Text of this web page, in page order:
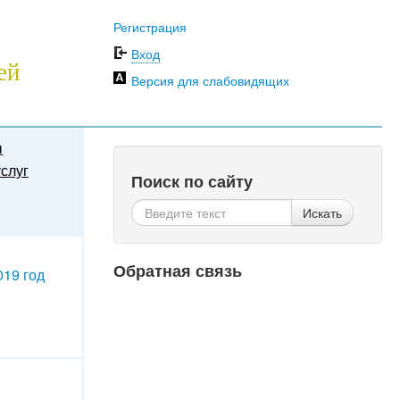
Регистрация
Вход
Версия для слабовидящих
год
Поиск по сайту
Искать
Обратная связь